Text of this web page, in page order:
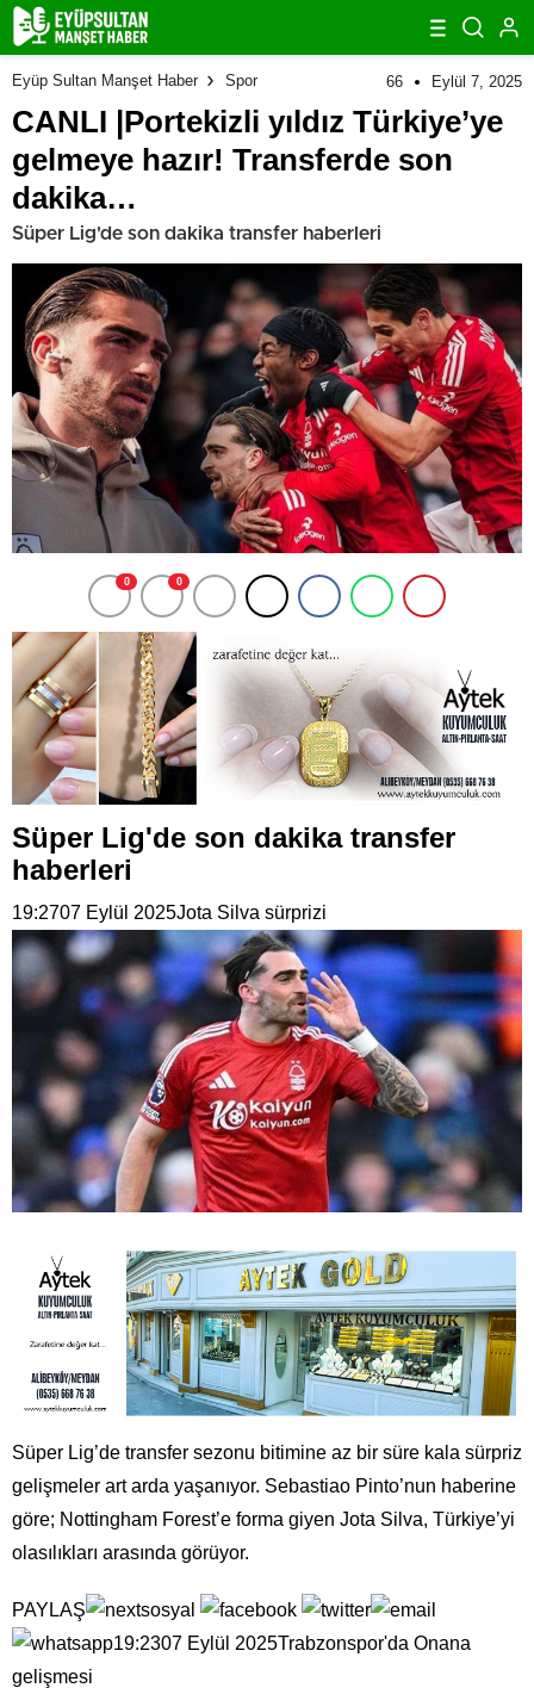
Eyüp Sultan Manşet Haber Spor 66 Eylül 7, 2025
CANLI |Portekizli yıldız Türkiye’ye
gelmeye hazır! Transferde son
dakika…
Süper Lig'de son dakika transfer haberleri
0 0
Süper Lig'de son dakika transfer
haberleri
19:2707 Eylül 2025Jota Silva sürprizi
Süper Lig’de transfer sezonu bitimine az bir süre kala sürpriz
gelişmeler art arda yaşanıyor. Sebastiao Pinto’nun haberine
göre; Nottingham Forest’e forma giyen Jota Silva, Türkiye’yi
olasılıkları arasında görüyor.
PAYLAŞ
19:2307 Eylül 2025Trabzonspor'da Onana
gelişmesi